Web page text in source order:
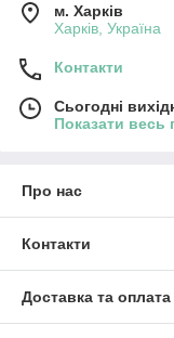
м. Харків
Харків, Україна
Контакти
Сьогодні
Показати весь
Про нас
Контакти
Доставка та оплата